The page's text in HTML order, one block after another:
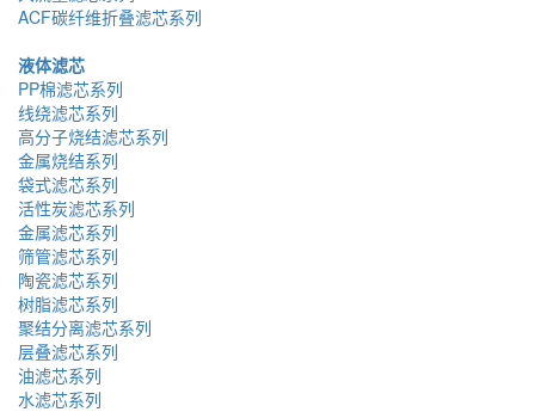
ACF碳纤维折叠滤芯系列
液体滤芯
PP棉滤芯系列
线绕滤芯系列
高分子烧结滤芯系列
金属烧结系列
袋式滤芯系列
活性炭滤芯系列
金属滤芯系列
筛管滤芯系列
陶瓷滤芯系列
树脂滤芯系列
聚结分离滤芯系列
层叠滤芯系列
油滤芯系列
水滤芯系列